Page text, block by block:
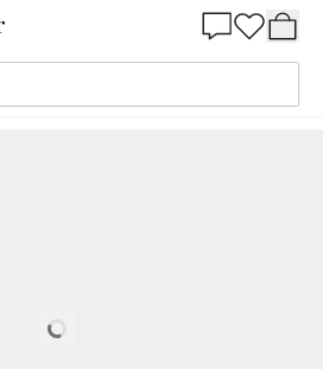
NCS Beställ utifrån NCS 1002-Y50R
Loading…